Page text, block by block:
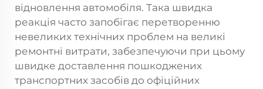
відновлення автомобіля. Така швидка
реакція часто запобігає перетворенню
невеликих технічних проблем на великі
ремонтні витрати, забезпечуючи при цьому
швидке доставлення пошкоджених
транспортних засобів до офіційних